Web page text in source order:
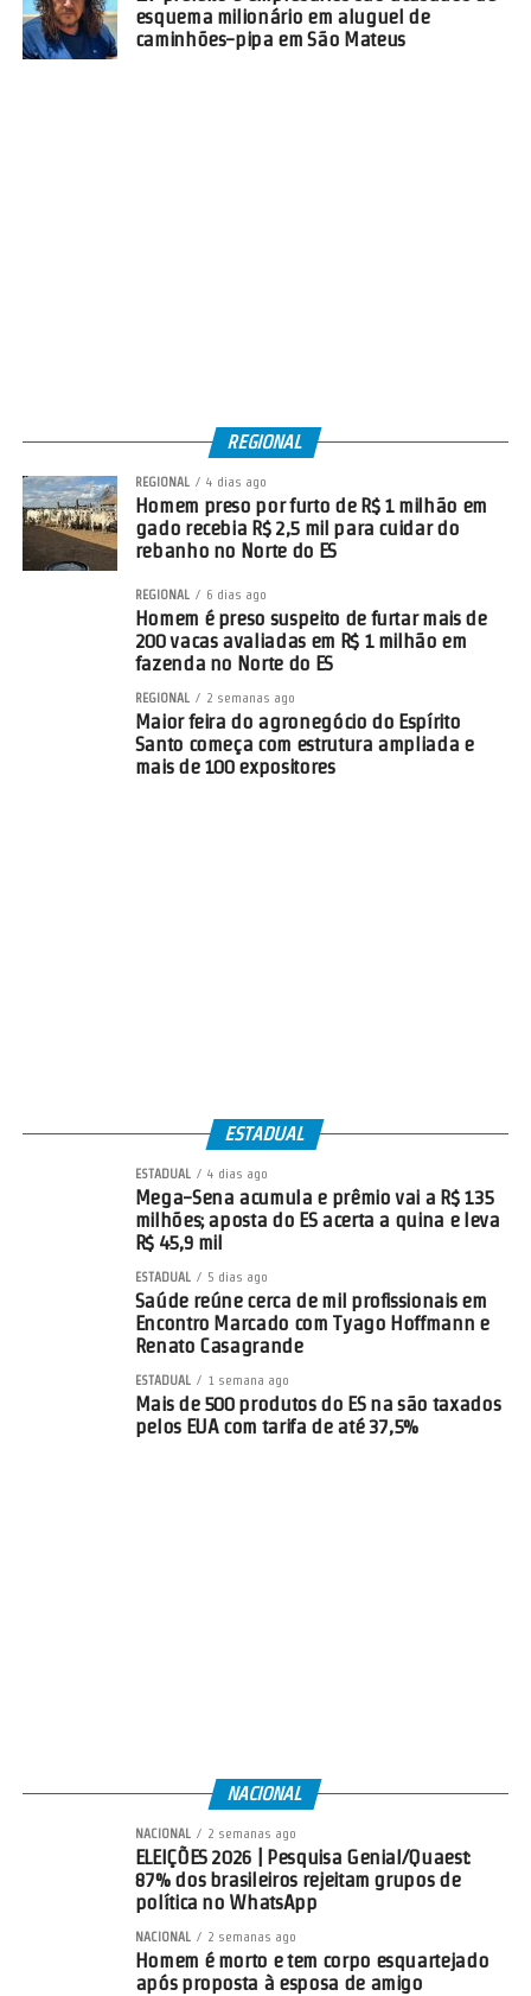
esquema milionário em aluguel de
caminhões-pipa em São Mateus
REGIONAL
REGIONAL 4 dias ago
Homem preso por furto de R$ 1 milhão em
gado recebia R$ 2,5 mil para cuidar do
rebanho no Norte do ES
REGIONAL 6 dias ago
Homem é preso suspeito de furtar mais de
200 vacas avaliadas em R$ 1 milhão em
fazenda no Norte do ES
REGIONAL 2 semanas ago
Maior feira do agronegócio do Espírito
Santo começa com estrutura ampliada e
mais de 100 expositores
ESTADUAL
ESTADUAL 4 dias ago
Mega-Sena acumula e prêmio vai a R$ 135
milhões; aposta do ES acerta a quina e leva
R$ 45,9 mil
ESTADUAL 5 dias ago
Saúde reúne cerca de mil profissionais em
Encontro Marcado com Tyago Hoffmann e
Renato Casagrande
ESTADUAL 1 semana ago
Mais de 500 produtos do ES na são taxados
pelos EUA com tarifa de até 37,5%
NACIONAL
NACIONAL 2 semanas ago
ELEIÇÕES 2026 | Pesquisa Genial/Quaest:
87% dos brasileiros rejeitam grupos de
política no WhatsApp
NACIONAL 2 semanas ago
Homem é morto e tem corpo esquartejado
após proposta à esposa de amigo